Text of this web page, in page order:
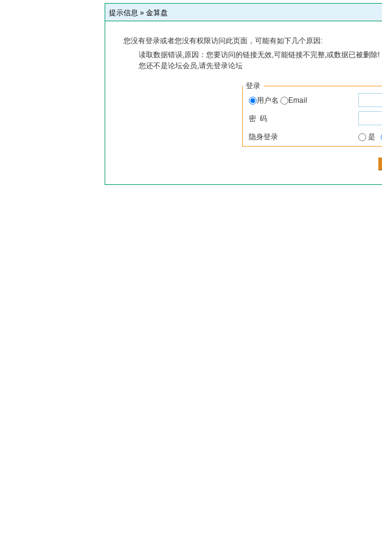
提示信息 » 金算盘
您没有登录或者您没有权限访问此页面，可能有如下几个原因:
读取数据错误,原因：您要访问的链接无效,可能链接不完整,或数据已被删除!
您还不是论坛会员,请先登录论坛
登录
用户名
Email
密 码
隐身登录 是